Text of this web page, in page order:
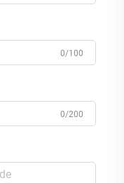
0/100
0/200